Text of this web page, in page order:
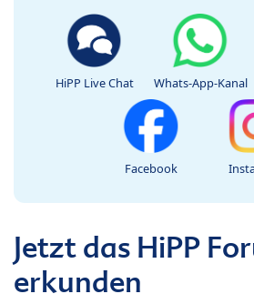
HiPP Live Chat Whats-App-Kanal
Facebook
Jetzt das HiPP
erkunden